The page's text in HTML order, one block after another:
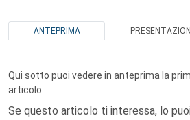
ANTEPRIMA
Qui sotto puoi vedere in anteprima la
articolo.
Se questo articolo ti interessa, lo